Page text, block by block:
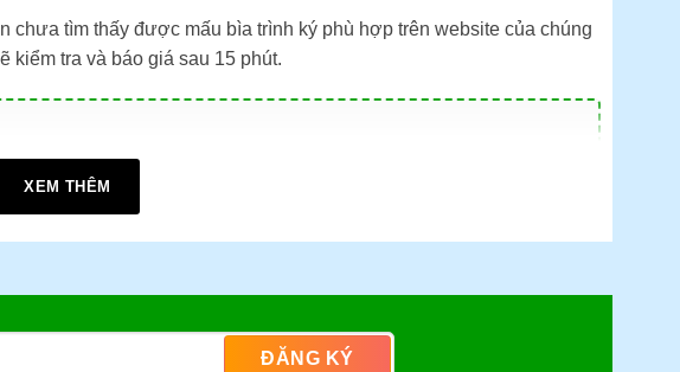
chưa tìm thấy được mấu bìa trình ký phù hợp trên website của chúng
kiểm tra và báo giá sau 15 phút.
Chủ Nhật: Nghỉ)
XEM THÊM